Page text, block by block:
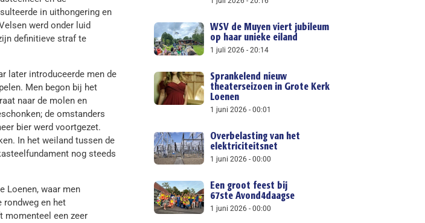
in uithongering en
werd onder luid
definitieve straf te
later introduceerde men de
Men begon bij het
naar de molen en
de omstanders
bier werd voortgezet.
In het weiland tussen de
nog steeds
Loenen, waar men
rondweg en het
momenteel een zeer
WSV de Muyen viert jubileum
op haar unieke eiland
1 juli 2026 20:14
Sprankelend nieuw
theaterseizoen in Grote Kerk
Loenen
1 juni 2026 00:01
Overbelasting van het
elektriciteitsnet
1 juni 2026 00:00
Een groot feest bij
67ste Avond4daagse
1 juni 2026 00:00